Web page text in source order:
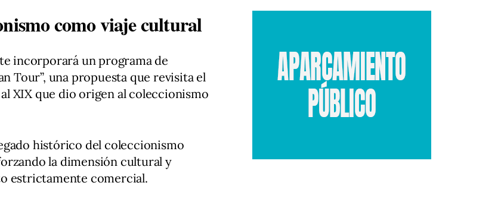
como viaje cultural
incorporará un programa de
Tour”, una propuesta que revisita el
XIX que dio origen al coleccionismo
histórico del coleccionismo
la dimensión cultural y
estrictamente comercial.